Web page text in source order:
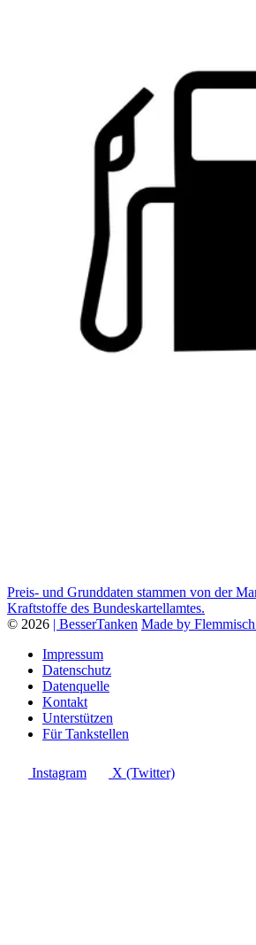
Preis- und Grunddaten stammen von der
Kraftstoffe des Bundeskartellamtes.
© 2026 | BesserTanken Made by
Impressum
Datenschutz
Datenquelle
Kontakt
Unterstützen
Für Tankstellen
Instagram X (Twitter)